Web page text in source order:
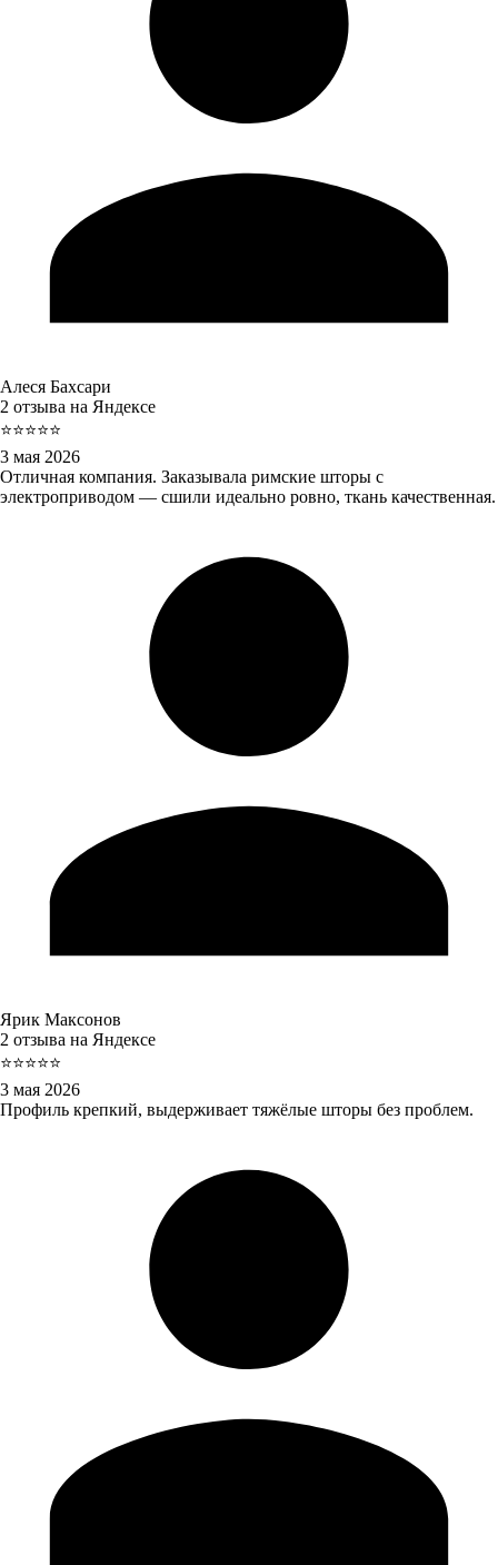
Алеся Бахсари
2 отзыва на Яндексе
⭐⭐⭐⭐⭐
3 мая 2026
Отличная компания. Заказывала римские шторы с
электроприводом — сшили идеально ровно, ткань качественная.
Ярик Максонов
2 отзыва на Яндексе
⭐⭐⭐⭐⭐
3 мая 2026
Профиль крепкий, выдерживает тяжёлые шторы без проблем.